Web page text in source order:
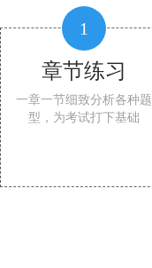
1
章节练习
一章一节细致分析各种题
型，为考试打下基础